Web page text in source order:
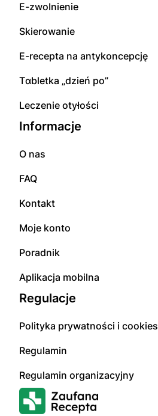
E-zwоInіenіе
Skierowanie
E-rесерta na аntуkоnсерсję
Tɑbletka „dzień po”
Leczenie otyłości
Informacje
O nas
FAQ
Kontakt
Moje konto
Poradnik
Aplikacja mobilna
Regulacje
Polityka prywatności i cookies
Regulamin
Regulamin organizacyjny